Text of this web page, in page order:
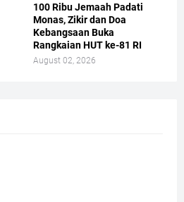
100 Ribu Jemaah Padati
Monas, Zikir dan Doa
Kebangsaan Buka
Rangkaian HUT ke-81 RI
August 02, 2026